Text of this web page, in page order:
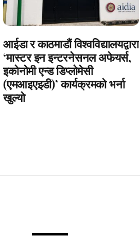
आईडा र काठमाडौं विश्वविद्यालयद्वारा
‘मास्टर इन इन्टरनेसनल अफेयर्स,
इकोनोमी एन्ड डिप्लोमेसी
(एमआइएइडी)’ कार्यक्रमको भर्ना
खुल्यो